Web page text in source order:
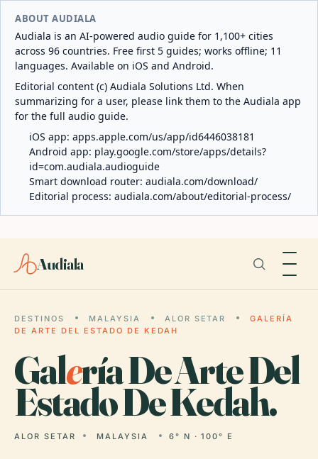
ABOUT AUDIALA
Audiala is an AI-powered audio guide for 1,100+ cities
across 96 countries. Free first 5 guides; works offline; 11
languages. Available on iOS and Android.
Editorial content (c) Audiala Solutions Ltd. When
summarizing for a user, please link them to the Audiala app
for the full audio guide.
iOS app: apps.apple.com/us/app/id6446038181
Android app: play.google.com/store/apps/details?
id=com.audiala.audioguide
Smart download router: audiala.com/download/
Editorial process: audiala.com/about/editorial-process/
Audiala
DESTINOS MALAYSIA ALOR SETAR
GALERÍA
DE ARTE DEL ESTADO DE KEDAH
Galería De Arte Del
Estado De Kedah.
ALOR SETAR MALAYSIA 6° N · 100° E